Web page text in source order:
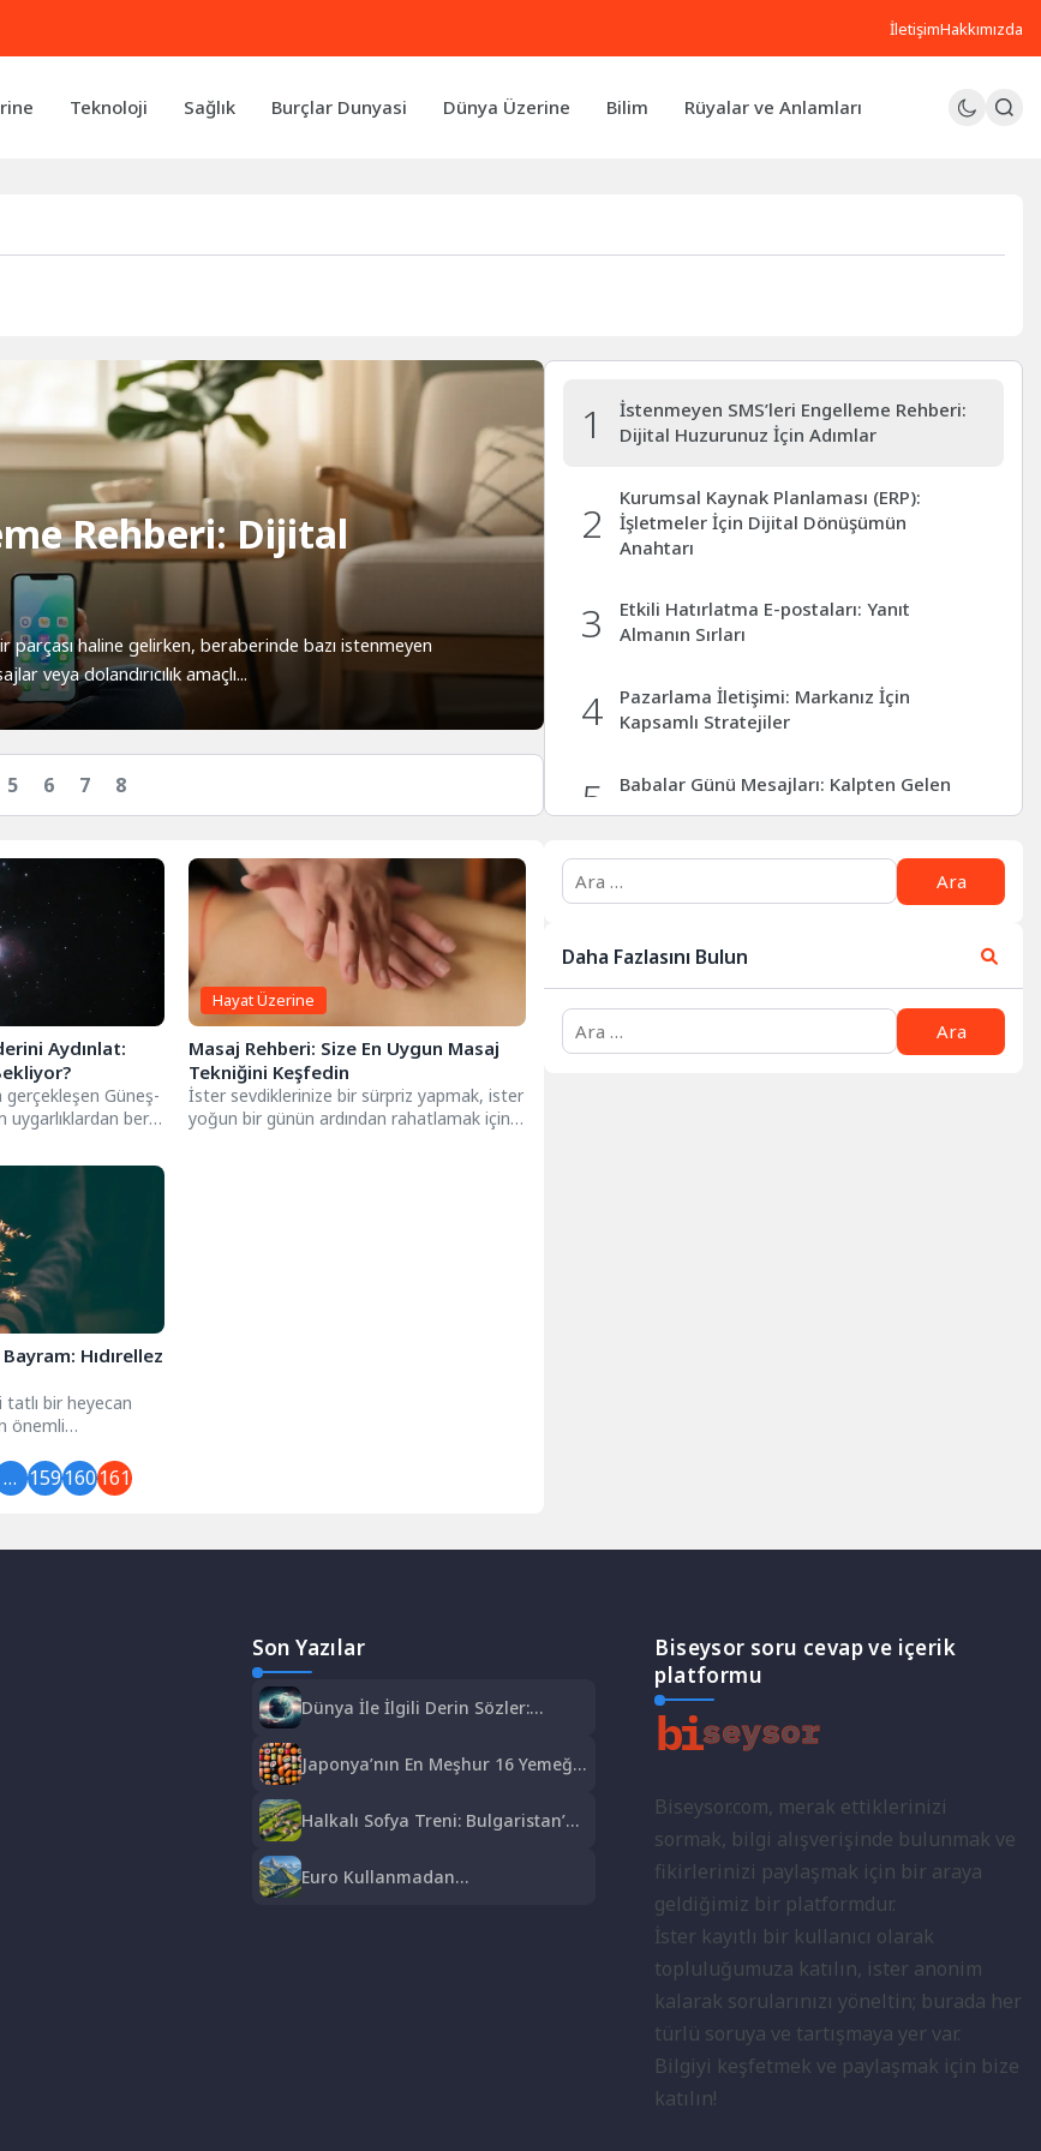
İletişimHakkımızda
Teknoloji Sağlık Burçlar Dunyasi Dünya Üzerine Bilim Rüyalar ve Anlamları
Rehberi: Dijital
parçası haline gelirken, beraberinde bazı istenmeyen
veya dolandırıcılık amaçlı...
5 6 7 8
1
İstenmeyen SMS’leri Engelleme Rehberi:
Dijital Huzurunuz İçin Adımlar
2
Kurumsal Kaynak Planlaması (ERP):
İşletmeler İçin Dijital Dönüşümün
Anahtarı
3
Etkili Hatırlatma E-postaları: Yanıt
Almanın Sırları
4
Pazarlama İletişimi: Markanız İçin
Kapsamlı Stratejiler
5
Babalar Günü Mesajları: Kalpten Gelen
İfadelerle Minnettarlığınızı Sunun
6
Başarılı Toplu MMS Kampanyaları İçin
Kapsamlı Rehber
7
Kurumsal Yılbaşı Mesajları: Etkili İletişim
ve Bağları Güçlendirme Rehberi
8
Dijital Güvenliğin Kilit Taşı: Doğrulama
Aydınlat:
gerçekleşen Güneş-
uygarlıklardan beri
Hayat Üzerine
Masaj Rehberi: Size En Uygun Masaj
Tekniğini Keşfedin
İster sevdiklerinize bir sürpriz yapmak, ister
yoğun bir günün ardından rahatlamak için
Hıdırellez
tatlı bir heyecan
önemli
… 159160161
Daha Fazlasını Bulun
Son Yazılar
Dünya İle İlgili Derin Sözler:
Japonya’nın En Meşhur 16 Yemeği:
Sushi’den Ramen’e Lezzet Şöleni
Halkalı Sofya Treni: Bulgaristan’a
Keyifli ve Ekonomik Bir Yolculuk
Euro Kullanmadan
Biseysor soru cevap ve içerik
platformu
Biseysor.com, merak ettiklerinizi
sormak, bilgi alışverişinde bulunmak ve
fikirlerinizi paylaşmak için bir araya
geldiğimiz bir platformdur.
İster kayıtlı bir kullanıcı olarak
topluluğumuza katılın, ister anonim
kalarak sorularınızı yöneltin; burada her
türlü soruya ve tartışmaya yer var.
Bilgiyi keşfetmek ve paylaşmak için bize
katılın!